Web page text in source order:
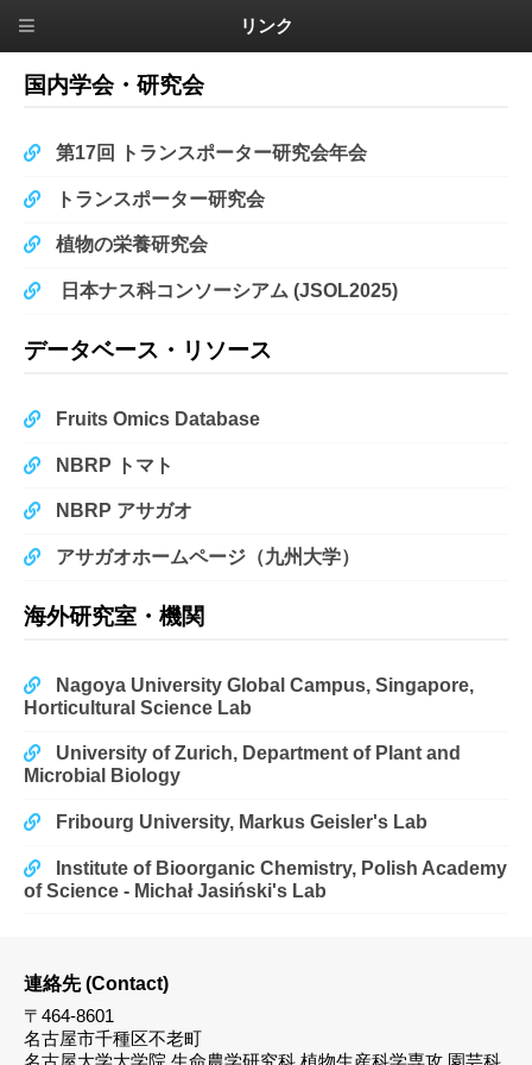
国内学会・研究会
第17回 トランスポーター研究会年会
トランスポーター研究会
植物の栄養研究会
日本ナス科コンソーシアム (JSOL2025)
データベース・リソース
Fruits Omics Database
NBRP トマト
NBRP アサガオ
アサガオホームページ（九州大学）
海外研究室・機関
Nagoya University Global Campus, Singapore,
Horticultural Science Lab
University of Zurich, Department of Plant and
Microbial Biology
Fribourg University, Markus Geisler's Lab
Institute of Bioorganic Chemistry, Polish Academy
of Science - Michał Jasiński's Lab
連絡先 (Contact)
〒464-8601
名古屋市千種区不老町
リンク